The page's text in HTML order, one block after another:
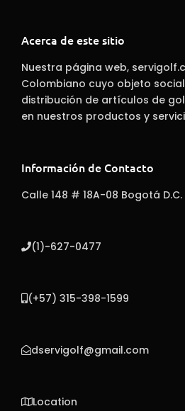
Acerca de este sitio
Nuestra página web,
Colombiano cuyo objeto
distribución de artículos de
en nuestros productos y
Información de Contacto
Calle 148 # 18A-08 Bogotá D.C.
(1)-627-0477
(+57) 315-398-1599
dservigolf@gmail.com
Location